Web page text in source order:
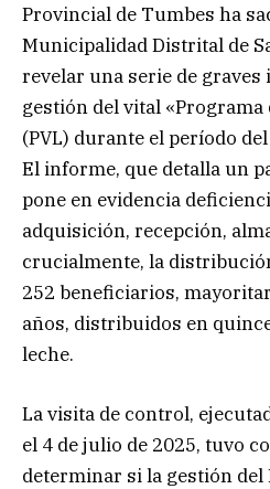
Provincial de Tumbes ha
Municipalidad Distrital de
revelar una serie de
gestión del vital «Programa
(PVL) durante el período
El informe, que detalla un
pone en evidencia
adquisición, recepción,
crucialmente, la
252 beneficiarios,
años, distribuidos en
leche.
La visita de control,
el 4 de julio de 2025, tuvo
determinar si la gestión del